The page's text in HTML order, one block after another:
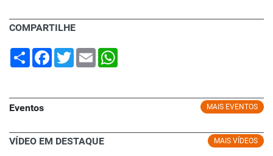
COMPARTILHE
Share Facebook
TwitterEmail
MAIS EVENTOS
Eventos
MAIS VÍDEOS
VÍDEO EM DESTAQUE